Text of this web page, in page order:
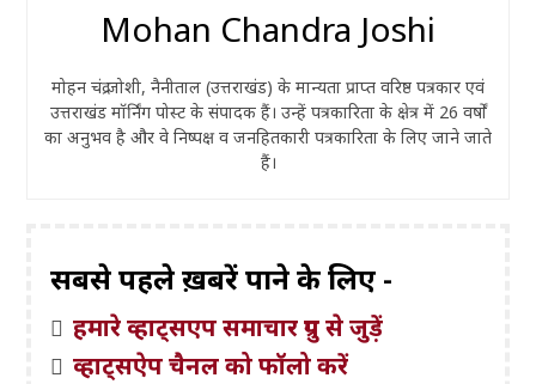
Mohan Chandra Joshi
मोहन चंद्र जोशी, नैनीताल (उत्तराखंड) के मान्यता प्राप्त वरिष्ठ पत्रकार एवं
उत्तराखंड मॉर्निंग पोस्ट के संपादक हैं। उन्हें पत्रकारिता के क्षेत्र में 26 वर्षों
का अनुभव है और वे निष्पक्ष व जनहितकारी पत्रकारिता के लिए जाने जाते
हैं।
सबसे पहले ख़बरें पाने के लिए -
हमारे व्हाट्सएप समाचार ग्रुप से जुड़ें
व्हाट्सऐप चैनल को फॉलो करें